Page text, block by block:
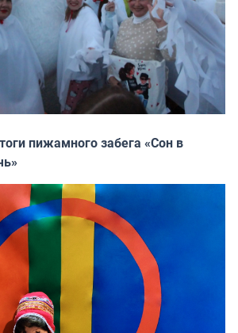
пижамного забега «Сон в